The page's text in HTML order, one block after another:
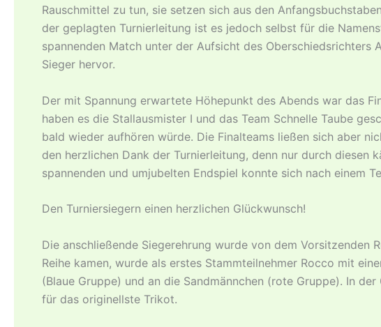
Rauschmittel zu tun, sie setzen sich aus den
der geplagten Turnierleitung ist es jedoch selbst für die
spannenden Match unter der Aufsicht des
Sieger hervor.
Der mit Spannung erwartete Höhepunkt des Abends war das
haben es die Stallausmister I und das Team Schnelle Taube
bald wieder aufhören würde. Die Finalteams ließen sich aber
den herzlichen Dank der Turnierleitung, denn nur durch
spannenden und umjubelten Endspiel konnte sich nach einem
Den Turniersiegern einen herzlichen Glückwunsch!
Die anschließende Siegerehrung wurde von dem Vorsitzenden
Reihe kamen, wurde als erstes Stammteilnehmer Rocco mit
(Blaue Gruppe) und an die Sandmännchen (rote Gruppe). In
für das originellste Trikot.